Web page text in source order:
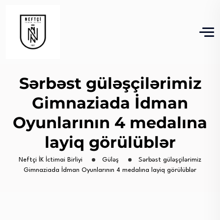
Sərbəst güləşçilərimiz
Gimnaziada İdman
Oyunlarının 4 medalına
layiq görülüblər
Neftçi İK İctimai Birliyi Güləş
Sərbəst güləşçilərimiz
Gimnaziada İdman Oyunlarının 4 medalına layiq görülüblər